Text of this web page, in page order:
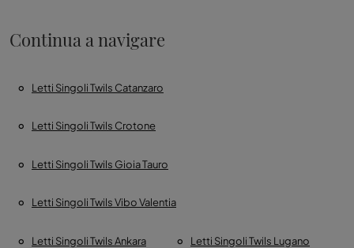
Continua a navigare
Letti Singoli Twils Catanzaro
Letti Singoli Twils Crotone
Letti Singoli Twils Gioia Tauro
Letti Singoli Twils Vibo Valentia
Letti Singoli Twils Ankara Letti Singoli Twils Lugano